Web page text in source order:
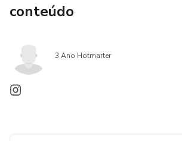
conteúdo
3 Ano Hotmarter